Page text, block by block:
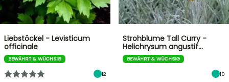
Liebstöckel - Levisticum
officinale
BEWÄHRT & WÜCHSIG
12
Strohblume Tall Curry -
Helichrysum angustif…
BEWÄHRT & WÜCHSIG
10